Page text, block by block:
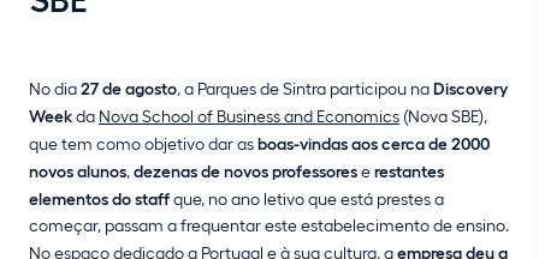
No dia27 de agosto, a Parques de Sintra participou naDiscovery
Weekda Nova School of Business and Economics (Nova SBE),
que tem como objetivo dar asboas-vindas aos cerca de 2000
novos alunos,dezenas de novos professoreserestantes
elementos do staffque, no ano letivo que está prestes a
começar, passam a frequentar este estabelecimento de ensino.
No espaço dedicado a Portugal e à sua cultura, aempresa deu a